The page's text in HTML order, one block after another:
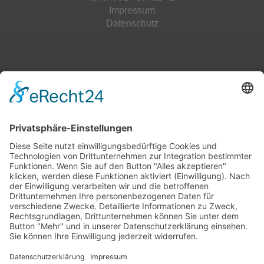
Impressum
Datenschutz
Jahrescharts
Top 100
Hot 50
Top Neueinsteiger
Highscores